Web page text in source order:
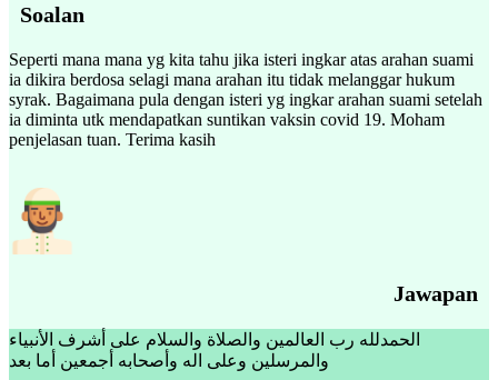
Soalan
Seperti mana mana yg kita tahu jika isteri ingkar atas arahan suami
ia dikira berdosa selagi mana arahan itu tidak melanggar hukum
syrak. Bagaimana pula dengan isteri yg ingkar arahan suami setelah
ia diminta utk mendapatkan suntikan vaksin covid 19. Moham
penjelasan tuan. Terima kasih
Jawapan
الحمدلله رب العالمين والصلاة والسلام على أشرف الأنبياء
والمرسلين وعلى اله وأصحابه أجمعين أما بعد